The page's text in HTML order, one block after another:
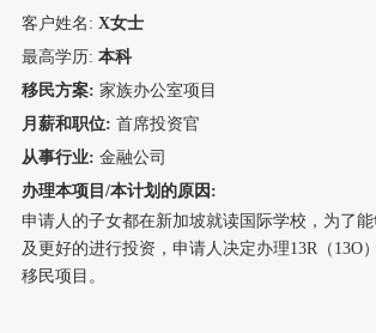
客户姓名: X女士
最高学历: 本科
移民方案: 家族办公室项目
月薪和职位: 首席投资官
从事行业: 金融公司
办理本项目/本计划的原因:
申请人的子女都在新加坡就读国际学校，为了
及更好的进行投资，申请人决定办理13R（13O
移民项目。